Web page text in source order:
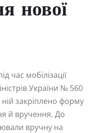
нової
час мобілізації
України № 560
закріплено форму
й вручення. До
вручну на